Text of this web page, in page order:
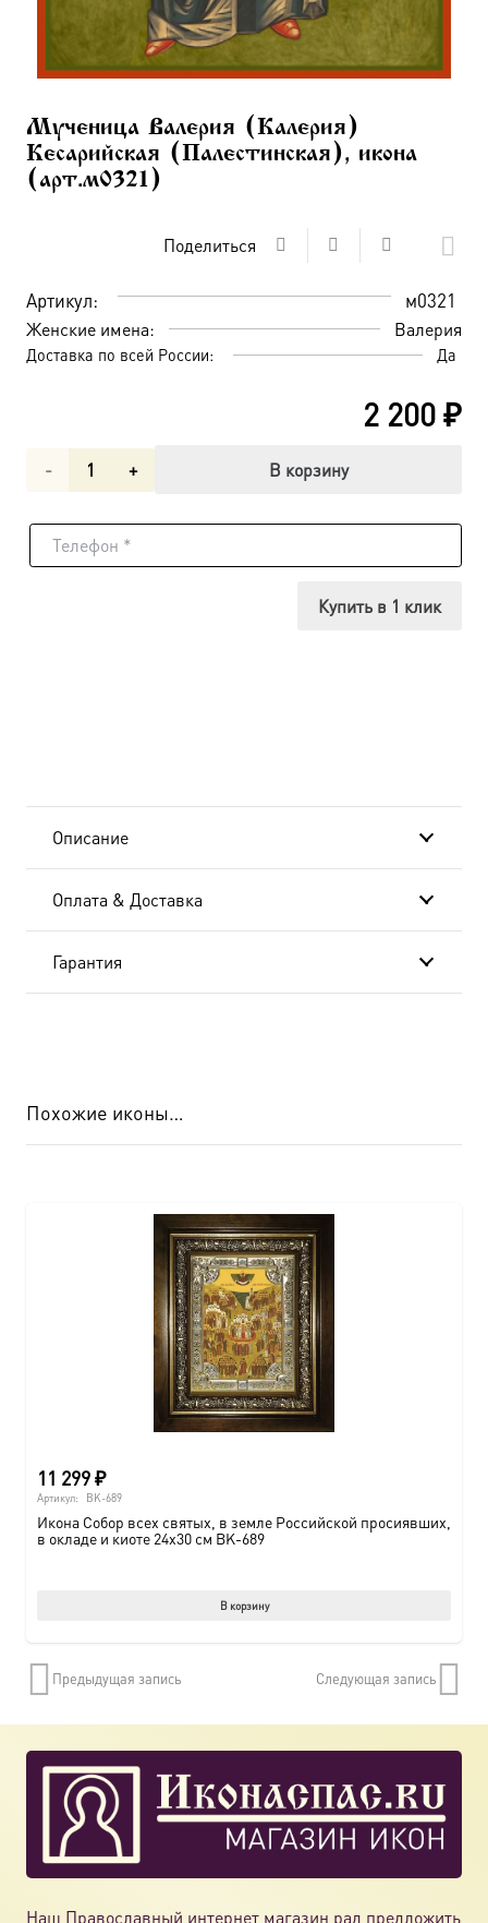
Мученица Валерия (Калерия)
Кесарийская (Палестинская), икона
(арт.м0321)
Поделиться
Артикул: м0321
Женские имена: Валерия
Доставка по всей России: Да
2 200₽
Количество
Мученица
В корзину
Купить в 1 клик
Описание
Оплата & Доставка
Гарантия
Похожие иконы…
11 299₽
Артикул: BK-689
Икона Собор всех святых, в земле Российской просиявших,
в окладе и киоте 24х30 см BK-689
В корзину
Предыдущая запись Следующая запись
Наш Православный интернет магазин рад предложить